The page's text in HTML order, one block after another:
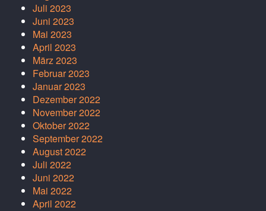
Juli 2023
Juni 2023
Mai 2023
April 2023
März 2023
Februar 2023
Januar 2023
Dezember 2022
November 2022
Oktober 2022
September 2022
August 2022
Juli 2022
Juni 2022
Mai 2022
April 2022